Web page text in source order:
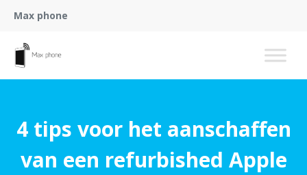
Max phone
4 tips voor het aanschaffen
van een refurbished Apple